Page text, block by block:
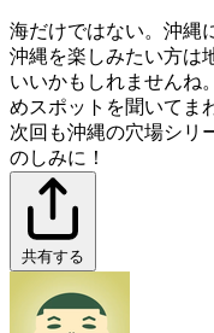
海だけではない。沖縄
沖縄を楽しみたい方は
いいかもしれませんね
めスポットを聞いてま
次回も沖縄の穴場シリ
のしみに！
共有する